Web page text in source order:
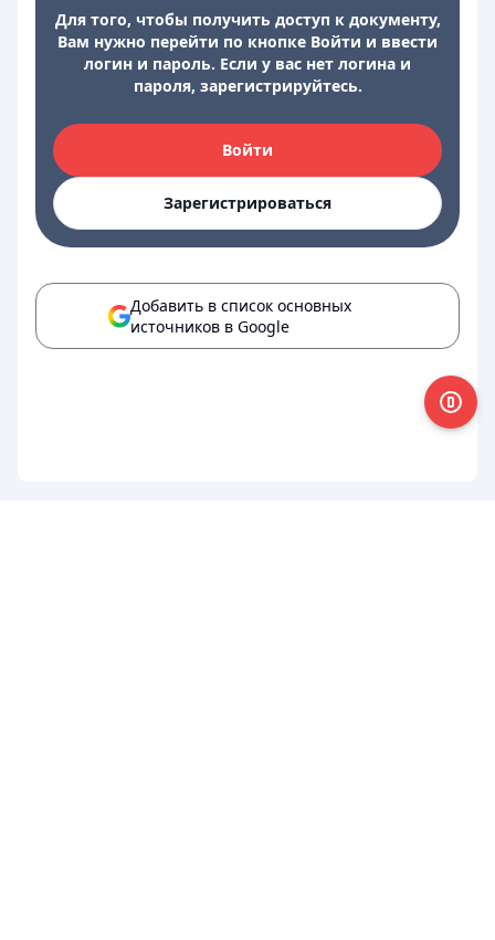
Для того, чтобы получить доступ к документу,
Вам нужно перейти по кнопке Войти и ввести
логин и пароль. Если у вас нет логина и
пароля, зарегистрируйтесь.
Войти
Зарегистрироваться
Добавить в список основных
источников в Google